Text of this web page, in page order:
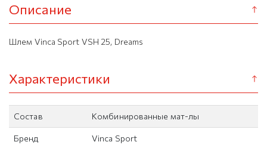
Описание
Шлем Vinca Sport VSH 25, Dreams
Характеристики
Состав Комбинированные мат-лы
Бренд Vinca Sport